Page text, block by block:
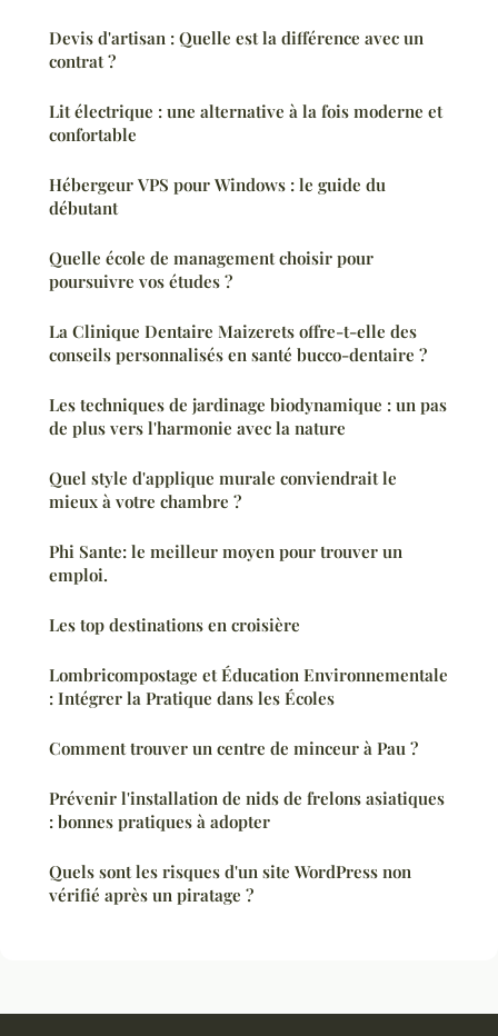
Devis d'artisan : Quelle est la différence avec un
contrat ?
Lit électrique : une alternative à la fois moderne et
confortable
Hébergeur VPS pour Windows : le guide du
débutant
Quelle école de management choisir pour
poursuivre vos études ?
La Clinique Dentaire Maizerets offre-t-elle des
conseils personnalisés en santé bucco-dentaire ?
Les techniques de jardinage biodynamique : un pas
de plus vers l'harmonie avec la nature
Quel style d'applique murale conviendrait le
mieux à votre chambre ?
Phi Sante: le meilleur moyen pour trouver un
emploi.
Les top destinations en croisière
Lombricompostage et Éducation Environnementale
: Intégrer la Pratique dans les Écoles
Comment trouver un centre de minceur à Pau ?
Prévenir l'installation de nids de frelons asiatiques
: bonnes pratiques à adopter
Quels sont les risques d'un site WordPress non
vérifié après un piratage ?